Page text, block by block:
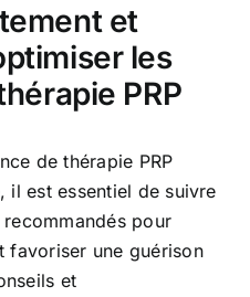
et
les
PRP
de thérapie PRP
il est essentiel de suivre
pour
favoriser une guérison
et